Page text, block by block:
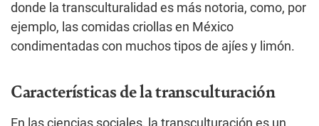
donde la transculturalidad es más notoria, como, por
ejemplo, las comidas criollas en México
condimentadas con muchos tipos de ajíes y limón.
Características de la transculturación
En las ciencias sociales, la transculturación es un